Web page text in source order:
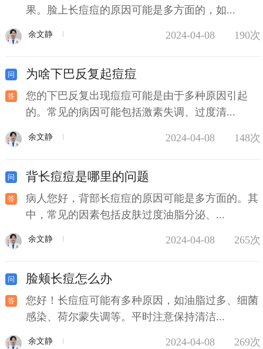
果。脸上长痘痘的原因可能是多方面的，如...
余文静 2024-04-08 190次
为啥下巴反复起痘痘
您的下巴反复出现痘痘可能是由于多种原因引起
的。常见的病因可能包括激素失调、过度清...
余文静 2024-04-08 148次
背长痘痘是哪里的问题
病人您好，背部长痘痘的原因可能是多方面的。其
中，常见的因素包括皮肤过度油脂分泌、...
余文静 2024-04-08 265次
脸颊长痘怎么办
您好！长痘痘可能有多种原因，如油脂过多、细菌
感染、荷尔蒙失调等。平时注意保持清洁...
余文静 2024-04-08 269次